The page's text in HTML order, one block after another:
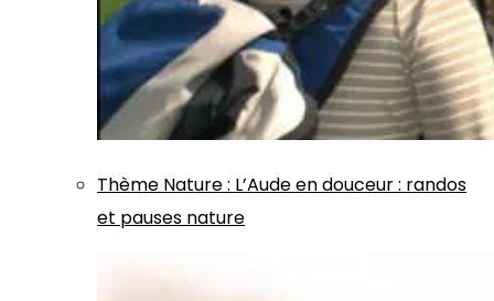
Thème Nature: L’Aude en douceur : randos
et pauses nature